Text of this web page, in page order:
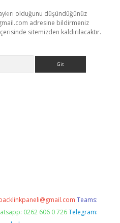
olduğunu düşündüğünüz
adresine bildirmeniz
sitemizden kaldırılacaktır.
Teams:
0262 606 0 726 Telegram: